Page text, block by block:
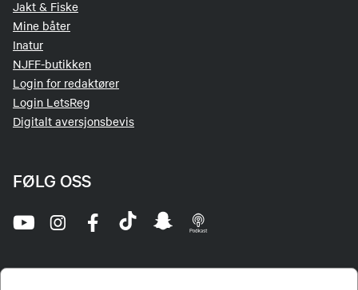
Jakt & Fiske
Mine båter
Inatur
NJFF-butikken
Login for redaktører
Login LetsReg
Digitalt aversjonsbevis
FØLG OSS